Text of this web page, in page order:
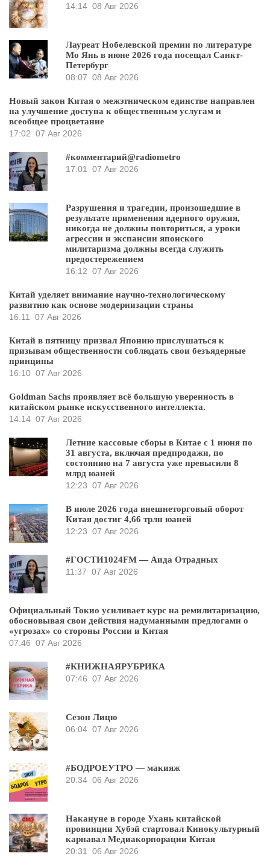
14:14 08 Авг 2026
Лауреат Нобелевской премии по литературе
Мо Янь в июне 2026 года посещал Санкт-
Петербург
08:07 08 Авг 2026
Новый закон Китая о межэтническом единстве направлен
на улучшение доступа к общественным услугам и
всеобщее процветание
17:02 07 Авг 2026
#комментарий@radiometro
17:01
07 Авг 2026
Разрушения и трагедии, произошедшие в
результате применения ядерного оружия,
никогда не должны повториться, а уроки
агрессии и экспансии японского
милитаризма должны всегда служить
предостережением
16:12 07 Авг 2026
Китай уделяет внимание научно-технологическому
развитию как основе модернизации страны
16:11
07 Авг 2026
Китай в пятницу призвал Японию прислушаться к
призывам общественности соблюдать свои безъядерные
принципы
16:10 07 Авг 2026
Goldman Sachs проявляет всё большую уверенность в
китайском рынке искусственного интеллекта.
14:14 07 Авг 2026
Летние кассовые сборы в Китае с 1 июня по
31 августа, включая предпродажи, по
состоянию на 7 августа уже превысили 8
млрд юаней
12:23 07 Авг 2026
В июле 2026 года внешнеторговый оборот
Китая достиг 4,66 трлн юаней
12:23 07 Авг 2026
#ГОСТИ1024FM — Аида Отрадных
11:37 07 Авг 2026
Официальный Токио усиливает курс на ремилитаризацию,
обосновывая свои действия надуманными предлогами о
«угрозах» со стороны России и Китая
07:46 07 Авг 2026
#КНИЖНАЯРУБРИКА
07:46 07 Авг 2026
Сезон Лицю
06:04 07 Авг 2026
#БОДРОЕУТРО — макияж
20:34 06 Авг 2026
Накануне в городе Ухань китайской
провинции Хубэй стартовал Кинокультурный
карнавал Медиакорпорации Китая
20:31
06 Авг 2026